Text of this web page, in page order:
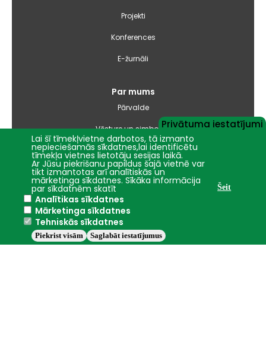
Projekti
Konferences
E-žurnāli
Par mums
Pārvalde
Vēsture un simbolika
Studiju virzienu pārskati un pašnovērtējuma ziņojumi
Iepirkumi
Nāc studēt
Privātuma iestatījumi
Lai šī tīmekļvietne darbotos, tā izmanto
nepieciešamās sīkdatnes,lai identificētu
tīmekļa vietnes lietotāju sesijas laikā.
Ar Jūsu piekrišanu papildus šajā vietnē var
tikt izmantotas arī analītiskās un
mārketinga sīkdatnes. Sīkāka informācija
par sīkdatnēm skatīt Šeit
Analītikas sīkdatnes
Mārketinga sīkdatnes
Tehniskās sīkdatnes
Saglabāt iestatījumus
Piekrist visām